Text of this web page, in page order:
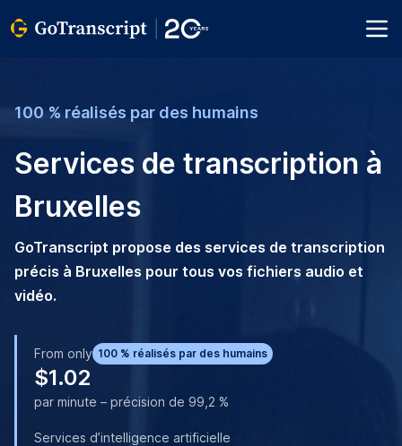
100 % réalisés par des humains
Services de transcription à
Bruxelles
GoTranscript propose des services de transcription
précis à Bruxelles pour tous vos fichiers audio et
vidéo.
From only 100 % réalisés par des humains
$1.02
par minute – précision de 99,2 %
Services d’intelligence artificielle